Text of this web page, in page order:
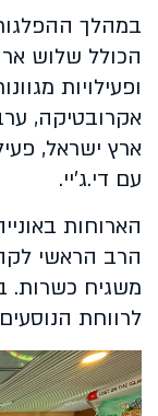
במהלך
הכולל שלוש
ופעילויות
אקרובטיקה,
ארץ ישראל,
עם די.ג'יי.
הארוחות
הרב הראשי
משגיח כשרות.
לרווחת